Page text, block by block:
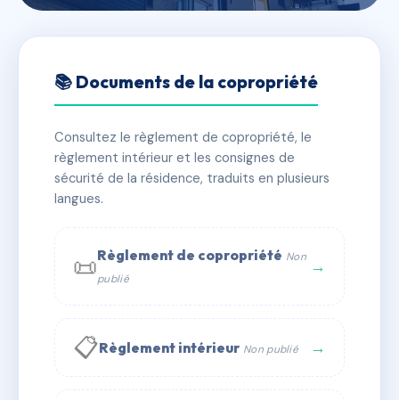
5 Bis Rue CHAPTAL
✓ Immatriculée 🏠 14 lots 🏗 1 bâtiment(s)
📞 Contacter Syndic Digital
📚 Documents de la copropriété
Consultez le règlement de copropriété, le
règlement intérieur et les consignes de
sécurité de la résidence, traduits en plusieurs
langues.
📜Règlement de copropriété Non
publié
→
📋Règlement intérieur Non publié →